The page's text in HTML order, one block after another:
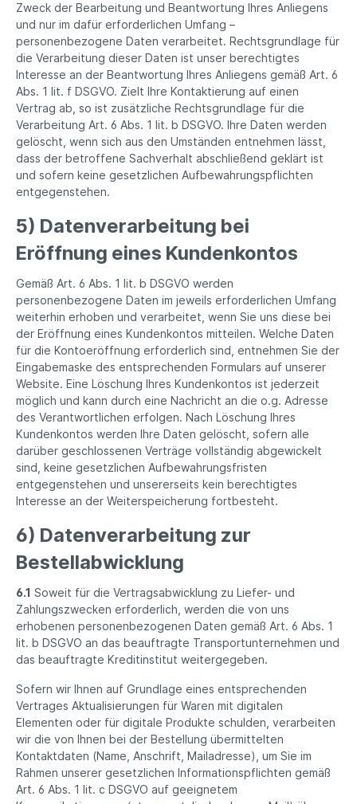
Zweck der Bearbeitung und Beantwortung Ihres Anliegens
und nur im dafür erforderlichen Umfang –
personenbezogene Daten verarbeitet. Rechtsgrundlage für
die Verarbeitung dieser Daten ist unser berechtigtes
Interesse an der Beantwortung Ihres Anliegens gemäß Art. 6
Abs. 1 lit. f DSGVO. Zielt Ihre Kontaktierung auf einen
Vertrag ab, so ist zusätzliche Rechtsgrundlage für die
Verarbeitung Art. 6 Abs. 1 lit. b DSGVO. Ihre Daten werden
gelöscht, wenn sich aus den Umständen entnehmen lässt,
dass der betroffene Sachverhalt abschließend geklärt ist
und sofern keine gesetzlichen Aufbewahrungspflichten
entgegenstehen.
5) Datenverarbeitung bei
Eröffnung eines Kundenkontos
Gemäß Art. 6 Abs. 1 lit. b DSGVO werden
personenbezogene Daten im jeweils erforderlichen Umfang
weiterhin erhoben und verarbeitet, wenn Sie uns diese bei
der Eröffnung eines Kundenkontos mitteilen. Welche Daten
für die Kontoeröffnung erforderlich sind, entnehmen Sie der
Eingabemaske des entsprechenden Formulars auf unserer
Website. Eine Löschung Ihres Kundenkontos ist jederzeit
möglich und kann durch eine Nachricht an die o.g. Adresse
des Verantwortlichen erfolgen. Nach Löschung Ihres
Kundenkontos werden Ihre Daten gelöscht, sofern alle
darüber geschlossenen Verträge vollständig abgewickelt
sind, keine gesetzlichen Aufbewahrungsfristen
entgegenstehen und unsererseits kein berechtigtes
Interesse an der Weiterspeicherung fortbesteht.
6) Datenverarbeitung zur
Bestellabwicklung
6.1 Soweit für die Vertragsabwicklung zu Liefer- und
Zahlungszwecken erforderlich, werden die von uns
erhobenen personenbezogenen Daten gemäß Art. 6 Abs. 1
lit. b DSGVO an das beauftragte Transportunternehmen und
das beauftragte Kreditinstitut weitergegeben.
Sofern wir Ihnen auf Grundlage eines entsprechenden
Vertrages Aktualisierungen für Waren mit digitalen
Elementen oder für digitale Produkte schulden, verarbeiten
wir die von Ihnen bei der Bestellung übermittelten
Kontaktdaten (Name, Anschrift, Mailadresse), um Sie im
Rahmen unserer gesetzlichen Informationspflichten gemäß
Art. 6 Abs. 1 lit. c DSGVO auf geeignetem